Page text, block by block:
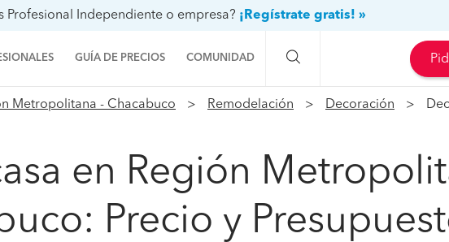
Profesional Independiente o empresa? ¡Regístrate gratis! »
GUÍA DE PRECIOS COMUNIDAD
Preguntas a la comunidad
Procenter
Metropolitana - Chacabuco Remodelación Decoración
en Región
Precio y